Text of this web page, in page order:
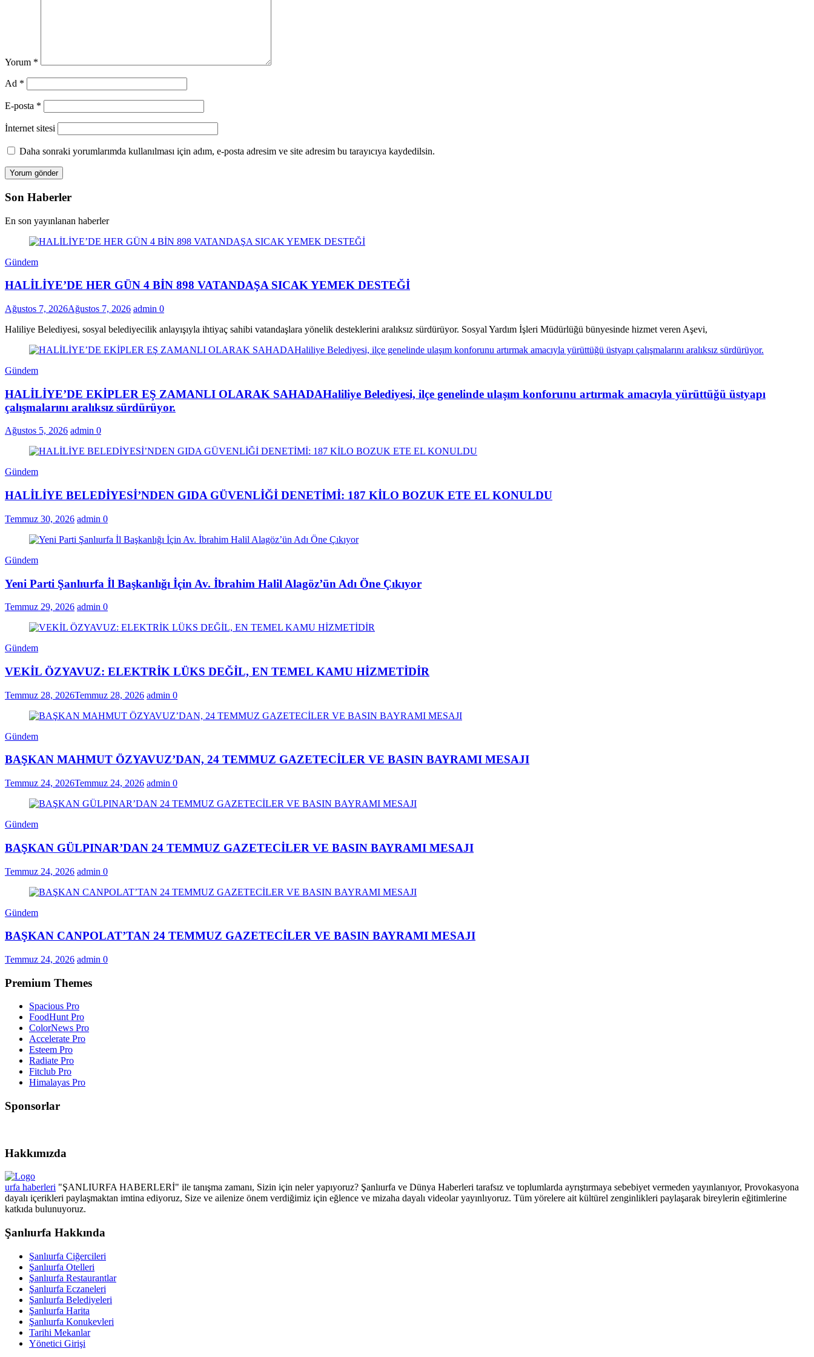
Yorum *
Ad *
E-posta *
İnternet sitesi
Daha sonraki yorumlarımda kullanılması için adım, e-posta adresim ve site adresim bu tarayıcıya kaydedilsin.
Son Haberler
En son yayınlanan haberler
Gündem
HALİLİYE’DE HER GÜN 4 BİN 898 VATANDAŞA SICAK YEMEK DESTEĞİ
Ağustos 7, 2026Ağustos 7, 2026 admin 0
Haliliye Belediyesi, sosyal belediyecilik anlayışıyla ihtiyaç sahibi vatandaşlara yönelik desteklerini aralıksız sürdürüyor. Sosyal Yardım İşleri Müdürlüğü bünyesinde hizmet veren Aşevi,
Gündem
HALİLİYE’DE EKİPLER EŞ ZAMANLI OLARAK SAHADAHaliliye Belediyesi, ilçe genelinde ulaşım konforunu artırmak amacıyla yürüttüğü üstyapı
çalışmalarını aralıksız sürdürüyor.
Ağustos 5, 2026 admin 0
Gündem
HALİLİYE BELEDİYESİ’NDEN GIDA GÜVENLİĞİ DENETİMİ: 187 KİLO BOZUK ETE EL KONULDU
Temmuz 30, 2026 admin 0
Gündem
Yeni Parti Şanlıurfa İl Başkanlığı İçin Av. İbrahim Halil Alagöz’ün Adı Öne Çıkıyor
Temmuz 29, 2026 admin 0
Gündem
VEKİL ÖZYAVUZ: ELEKTRİK LÜKS DEĞİL, EN TEMEL KAMU HİZMETİDİR
Temmuz 28, 2026Temmuz 28, 2026 admin 0
Gündem
BAŞKAN MAHMUT ÖZYAVUZ’DAN, 24 TEMMUZ GAZETECİLER VE BASIN BAYRAMI MESAJI
Temmuz 24, 2026Temmuz 24, 2026 admin 0
Gündem
BAŞKAN GÜLPINAR’DAN 24 TEMMUZ GAZETECİLER VE BASIN BAYRAMI MESAJI
Temmuz 24, 2026 admin 0
Gündem
BAŞKAN CANPOLAT’TAN 24 TEMMUZ GAZETECİLER VE BASIN BAYRAMI MESAJI
Temmuz 24, 2026 admin 0
Premium Themes
Spacious Pro
FoodHunt Pro
ColorNews Pro
Accelerate Pro
Esteem Pro
Radiate Pro
Fitclub Pro
Himalayas Pro
Sponsorlar
Hakkımızda
urfa haberleri "ŞANLIURFA HABERLERİ" ile tanışma zamanı, Sizin için neler yapıyoruz? Şanlıurfa ve Dünya Haberleri tarafsız ve toplumlarda ayrıştırmaya sebebiyet vermeden yayınlanıyor, Provokasyona
dayalı içerikleri paylaşmaktan imtina ediyoruz, Size ve ailenize önem verdiğimiz için eğlence ve mizaha dayalı videolar yayınlıyoruz. Tüm yörelere ait kültürel zenginlikleri paylaşarak bireylerin eğitimlerine
katkıda bulunuyoruz.
Şanlıurfa Hakkında
Şanlıurfa Ciğercileri
Şanlıurfa Otelleri
Şanlıurfa Restaurantlar
Şanlıurfa Eczaneleri
Şanlıurfa Belediyeleri
Şanlıurfa Harita
Şanlıurfa Konukevleri
Tarihi Mekanlar
Yönetici Girişi